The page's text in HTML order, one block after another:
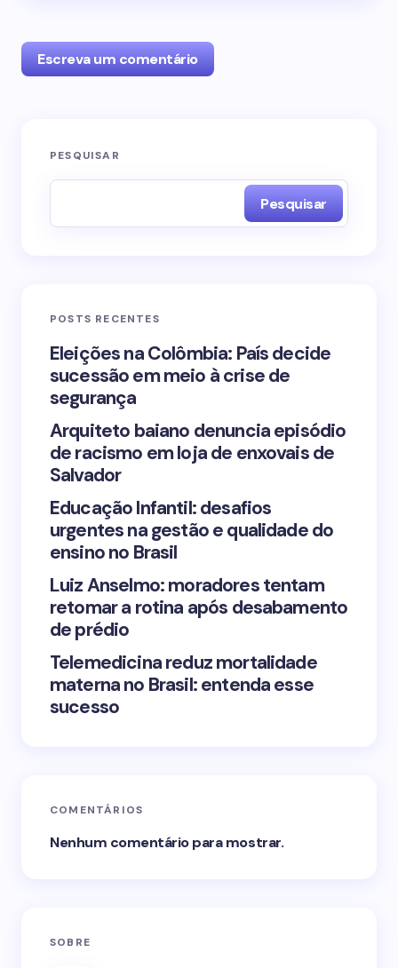
Escreva um comentário
O seu endereço de e-mail não será publicado.
Your Comment *
Save my name and email in this browser for the
Submit Comment
PESQUISAR
Pesquisar
POSTS RECENTES
Eleições na Colômbia: País decide
sucessão em meio à crise de
segurança
Arquiteto baiano denuncia episódio
de racismo em loja de enxovais de
Salvador
Educação Infantil: desafios
urgentes na gestão e qualidade do
ensino no Brasil
Luiz Anselmo: moradores tentam
retomar a rotina após desabamento
de prédio
Telemedicina reduz mortalidade
materna no Brasil: entenda esse
sucesso
COMENTÁRIOS
Nenhum comentário para mostrar.
SOBRE